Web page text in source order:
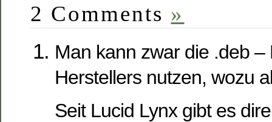
2 Comments »
Man kann zwar die .deb –
Herstellers nutzen, wozu
Seit Lucid Lynx gibt es